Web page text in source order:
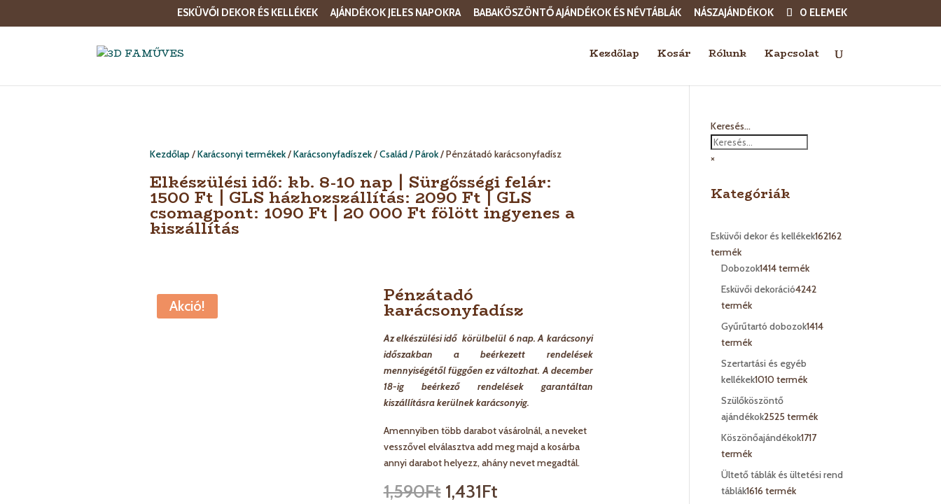
ESKÜVŐI DEKOR ÉS KELLÉKEK AJÁNDÉKOK JELES NAPOKRA BABAKÖSZÖNTŐ AJÁNDÉKOK ÉS NÉVTÁBLÁK NÁSZAJÁNDÉKOK 0 ELEMEK
Kezdőlap Kosár Rólunk Kapcsolat
×
Kezdőlap/Karácsonyi termékek/Karácsonyfadíszek/Család / Párok/ Pénzátadó karácsonyfadísz
Elkészülési idő: kb. 8-10 nap | Sürgősségi felár:
1500 Ft | GLS házhozszállítás: 2090 Ft | GLS
csomagpont: 1090 Ft | 20 000 Ft fölött ingyenes a
kiszállítás
Akció! Pénzátadó
karácsonyfadísz
Az elkészülési idő körülbelül 6 nap. A karácsonyi
időszakban a beérkezett rendelések
mennyiségétől függően ez változhat. A december
18-ig beérkező rendelések garantáltan
kiszállításra kerülnek karácsonyig.
Amennyiben több darabot vásárolnál, a neveket
vesszővel elválasztva add meg majd a kosárba
annyi darabot helyezz, ahány nevet megadtál.
1,590Ft 1,431Ft
Keresés...
×
Kategóriák
Esküvői dekor és kellékek162162
termék
Dobozok1414 termék
Esküvői dekoráció4242
termék
Gyűrűtartó dobozok1414
termék
Szertartási és egyéb
kellékek1010 termék
Szülőköszöntő
ajándékok2525 termék
Köszönőajándékok1717
termék
Ültető táblák és ültetési rend
táblák1616 termék